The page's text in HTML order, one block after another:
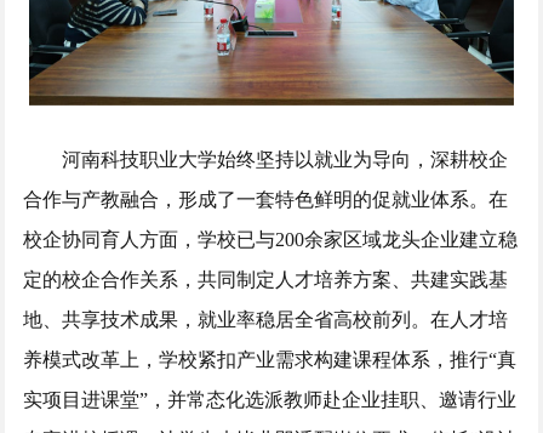
河南科技职业大学始终坚持以就业为导向，深耕校企
合作与产教融合，形成了一套特色鲜明的促就业体系。在
校企协同育人方面，学校已与200余家区域龙头企业建立稳
定的校企合作关系，共同制定人才培养方案、共建实践基
地、共享技术成果，就业率稳居全省高校前列。在人才培
养模式改革上，学校紧扣产业需求构建课程体系，推行“真
实项目进课堂”，并常态化选派教师赴企业挂职、邀请行业